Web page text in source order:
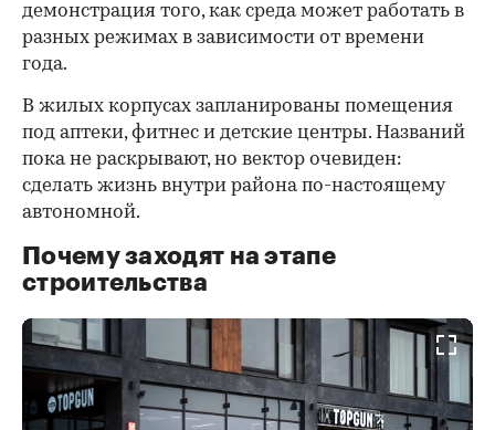
демонстрация того, как среда может работать в
разных режимах в зависимости от времени
года.
В жилых корпусах запланированы помещения
под аптеки, фитнес и детские центры. Названий
пока не раскрывают, но вектор очевиден:
сделать жизнь внутри района по-настоящему
автономной.
Почему заходят на этапе
строительства